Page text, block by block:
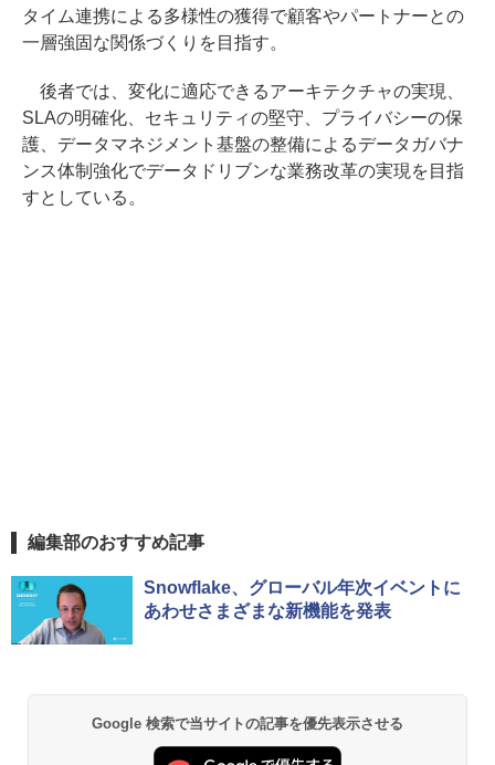
タイム連携による多様性の獲得で顧客やパートナーとの
一層強固な関係づくりを目指す。
後者では、変化に適応できるアーキテクチャの実現、
SLAの明確化、セキュリティの堅守、プライバシーの保
護、データマネジメント基盤の整備によるデータガバナ
ンス体制強化でデータドリブンな業務改革の実現を目指
すとしている。
編集部のおすすめ記事
Snowflake、グローバル年次イベントに
あわせさまざまな新機能を発表
Google 検索で当サイトの記事を優先表示させる